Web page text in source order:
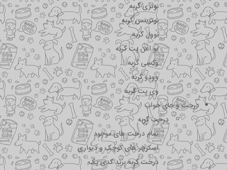
نوتری گربه
نوترینس گربه
نوول گربه
یو اس پت گربه
وکسی گربه
وودو گربه
وی پت گربه
درخت و جای خواب
درخت گربه
تمام درخت های موجود
اسکرچر های کوچک و دیواری
درخت گربه برند کدی پک